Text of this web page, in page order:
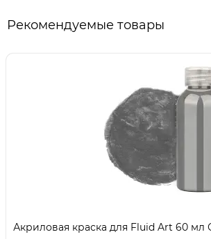
Рекомендуемые товары
Акриловая краска для Fluid Art 60 мл